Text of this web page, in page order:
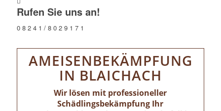
Rufen Sie uns an!
0 8 2 4 1 / 8 0 2 9 1 7 1
AMEISENBEKÄMPFUNG
IN BLAICHACH
Wir lösen mit professioneller
Schädlingsbekämpfung Ihr